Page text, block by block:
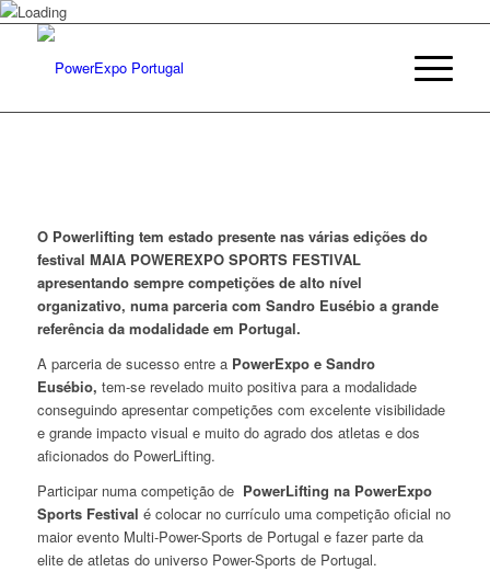
O Powerlifting tem estado presente nas várias edições do
festival MAIA POWEREXPO SPORTS FESTIVAL
apresentando sempre competições de alto nível
organizativo, numa parceria com Sandro Eusébio a grande
referência da modalidade em Portugal.
A parceria de sucesso entre a PowerExpo e Sandro
Eusébio, tem-se revelado muito positiva para a modalidade
conseguindo apresentar competições com excelente visibilidade
e grande impacto visual e muito do agrado dos atletas e dos
aficionados do PowerLifting.
Participar numa competição de PowerLifting na PowerExpo
Sports Festival é colocar no currículo uma competição oficial no
maior evento Multi-Power-Sports de Portugal e fazer parte da
elite de atletas do universo Power-Sports de Portugal.